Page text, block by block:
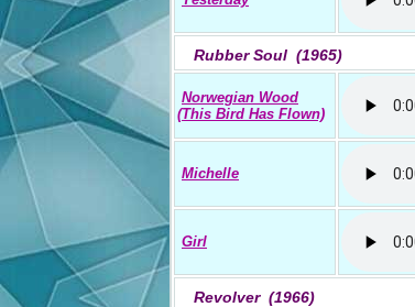
Rubber Soul (1965)
Norwegian Wood
(This Bird Has Flown)
Michelle
Girl
Revolver (1966)